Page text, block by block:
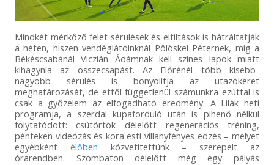
Mindkét mérkőző felet sérülések és eltiltások is hátráltatják
a héten, hiszen vendéglátóinknál Pölöskei Péternek, míg a
Békéscsabánál Viczián Ádámnak kell színes lapok miatt
kihagynia az összecsapást. Az Előrénél több kisebb-
nagyobb sérülés is bonyolítja az utazókeret
meghatározását, de ettől függetlenül számunkra ezúttal is
csak a győzelem az elfogadható eredmény. A Lilák heti
programja, a szerdai kupaforduló után is pihenő nélkül
folytatódott: csütörtök délelőtt regenerációs tréning,
pénteken videózás és kora esti villanyfényes edzés – melyet
egyébként élőben közvetítettünk – szerepelt az
órarendben. Szombaton délelőtt még egy pályás